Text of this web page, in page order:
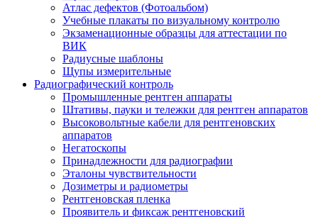
Атлас дефектов (Фотоальбом)
Учебные плакаты по визуальному контролю
Экзаменационные образцы для аттестации по
ВИК
Радиусные шаблоны
Щупы измерительные
Радиографический контроль
Промышленные рентген аппараты
Штативы, пауки и тележки для рентген аппаратов
Высоковольтные кабели для рентгеновских
аппаратов
Негатоскопы
Принадлежности для радиографии
Эталоны чувствительности
Дозиметры и радиометры
Рентгеновская пленка
Проявитель и фиксаж рентгеновский